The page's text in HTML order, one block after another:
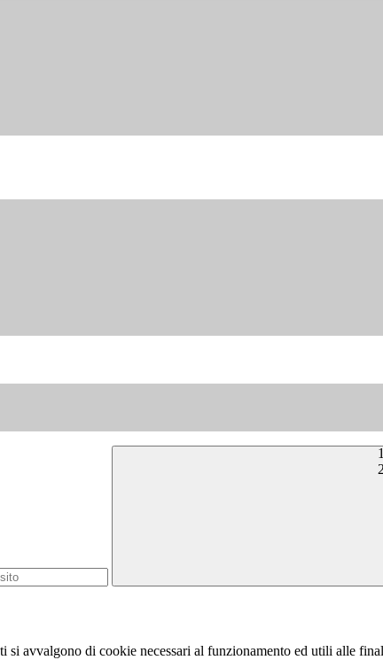
si avvalgono di cookie necessari al funzionamento ed utili alle